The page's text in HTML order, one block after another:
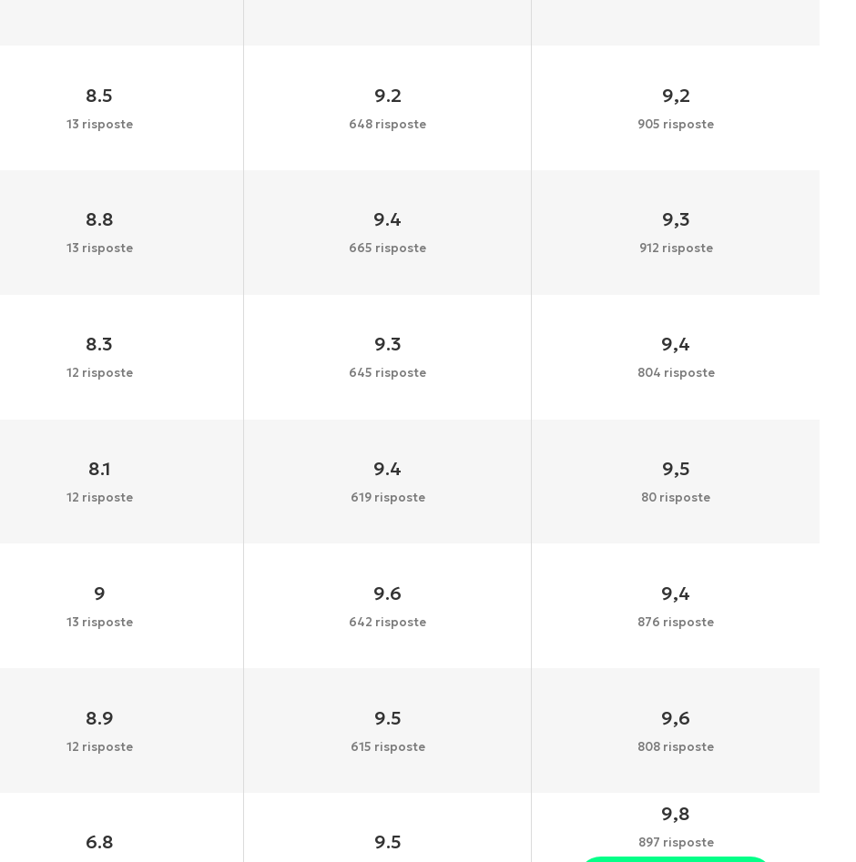
8.5
13 risposte
9.2
648 risposte
9,2
905 risposte
8.8
13 risposte
9.4
665 risposte
9,3
912 risposte
8.3
12 risposte
9.3
645 risposte
9,4
804 risposte
8.1
12 risposte
9.4
619 risposte
9,5
80 risposte
9
13 risposte
9.6
642 risposte
9,4
876 risposte
8.9
12 risposte
9.5
615 risposte
9,6
808 risposte
6.8 9.5
9,8
897 risposte